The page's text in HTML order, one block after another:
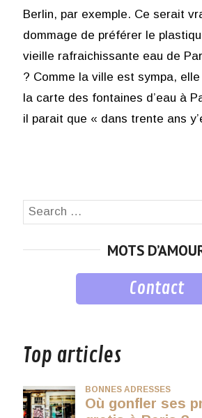
Berlin, par exemple. Ce serait
dommage de préférer le
vieille rafraichissante eau de
? Comme la ville est sympa,
la carte des fontaines d’eau à
il parait que « dans trente ans
Search
MOTS
Contact
Top articles